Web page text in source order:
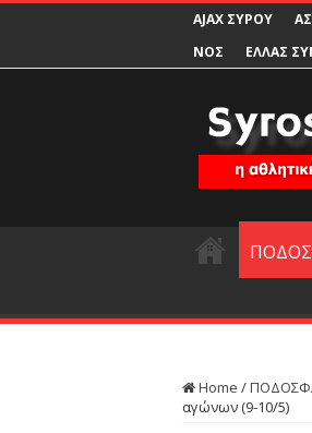
AJAX ΣΥΡΟΥ
ΝΟΣ
ΕΛΛΑΣ
Home /
αγώνων (9-10/5)